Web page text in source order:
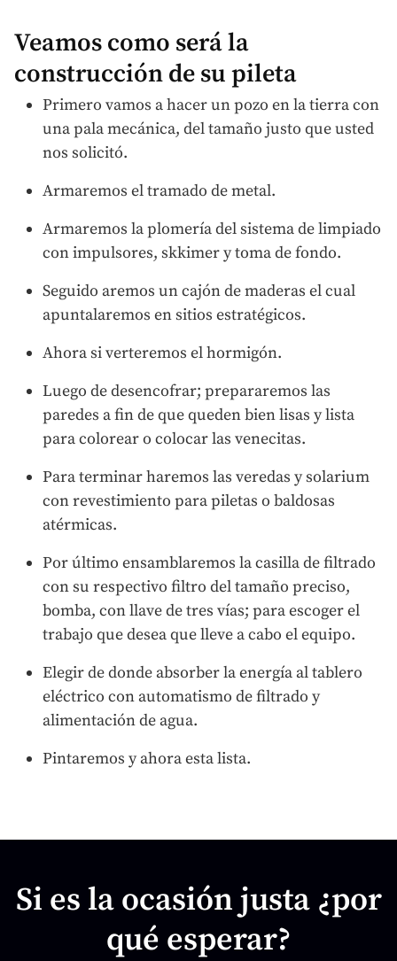
Veamos como será la
construcción de su pileta
Primero vamos a hacer un pozo en la tierra con
una pala mecánica, del tamaño justo que usted
nos solicitó.
Armaremos el tramado de metal.
Armaremos la plomería del sistema de limpiado
con impulsores, skkimer y toma de fondo.
Seguido aremos un cajón de maderas el cual
apuntalaremos en sitios estratégicos.
Ahora si verteremos el hormigón.
Luego de desencofrar; prepararemos las
paredes a fin de que queden bien lisas y lista
para colorear o colocar las venecitas.
Para terminar haremos las veredas y solarium
con revestimiento para piletas o baldosas
atérmicas.
Por último ensamblaremos la casilla de filtrado
con su respectivo filtro del tamaño preciso,
bomba, con llave de tres vías; para escoger el
trabajo que desea que lleve a cabo el equipo.
Elegir de donde absorber la energía al tablero
eléctrico con automatismo de filtrado y
alimentación de agua.
Pintaremos y ahora esta lista.
Si es la ocasión justa ¿por
qué esperar?